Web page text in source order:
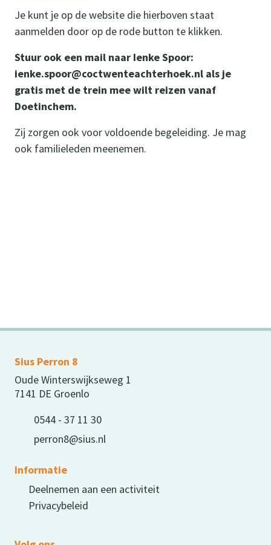
Je kunt je op de website die hierboven staat
aanmelden door op de rode button te klikken.
Stuur ook een mail naar Ienke Spoor:
ienke.spoor@coctwenteachterhoek.nl als je
gratis met de trein mee wilt reizen vanaf
Doetinchem.
Zij zorgen ook voor voldoende begeleiding. Je mag
ook familieleden meenemen.
Sius Perron 8
Oude Winterswijkseweg 1
7141 DE Groenlo
0544 - 37 11 30
perron8@sius.nl
Informatie
Deelnemen aan een activiteit
Privacybeleid